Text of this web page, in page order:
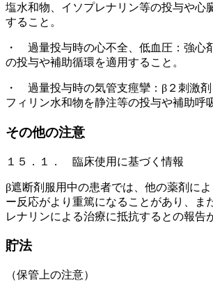
塩水和物、イソプレナリン等の投与や心
すること。
・ 過量投与時の心不全、低血圧：強心
の投与や補助循環を適用すること。
・ 過量投与時の気管支痙攣：β２刺激
フィリン水和物を静注等の投与や補助呼
その他の注意
１５．１． 臨床使用に基づく情報
β遮断剤服用中の患者では、他の薬剤に
ー反応がより重篤になることがあり、ま
レナリンによる治療に抵抗するとの報告
貯法
（保管上の注意）